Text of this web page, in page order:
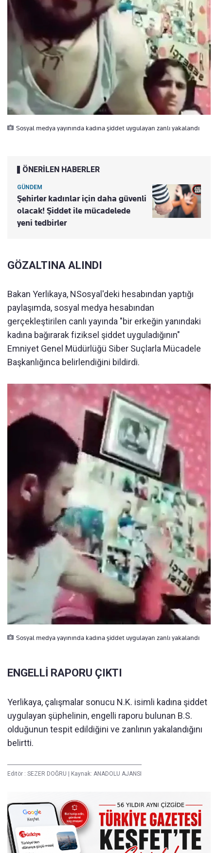
Sosyal medya yayınında kadına şiddet uygulayan zanlı yakalandı
ÖNERİLEN HABERLER
GÜNDEM
Şehirler kadınlar için daha güvenli
olacak! Şiddet ile mücadelede
yeni tedbirler
GÖZALTINA ALINDI
Bakan Yerlikaya, NSosyal'deki hesabından yaptığı
paylaşımda, sosyal medya hesabından
gerçekleştirilen canlı yayında "bir erkeğin yanındaki
kadına bağırarak fiziksel şiddet uyguladığının"
Emniyet Genel Müdürlüğü Siber Suçlarla Mücadele
Başkanlığınca belirlendiğini bildirdi.
Sosyal medya yayınında kadına şiddet uygulayan zanlı yakalandı
ENGELLİ RAPORU ÇIKTI
Yerlikaya, çalışmalar sonucu N.K. isimli kadına şiddet
uygulayan şüphelinin, engelli raporu bulunan B.S.
olduğunun tespit edildiğini ve zanlının yakalandığını
belirtti.
Editör : SEZER DOĞRU | Kaynak: ANADOLU AJANSI